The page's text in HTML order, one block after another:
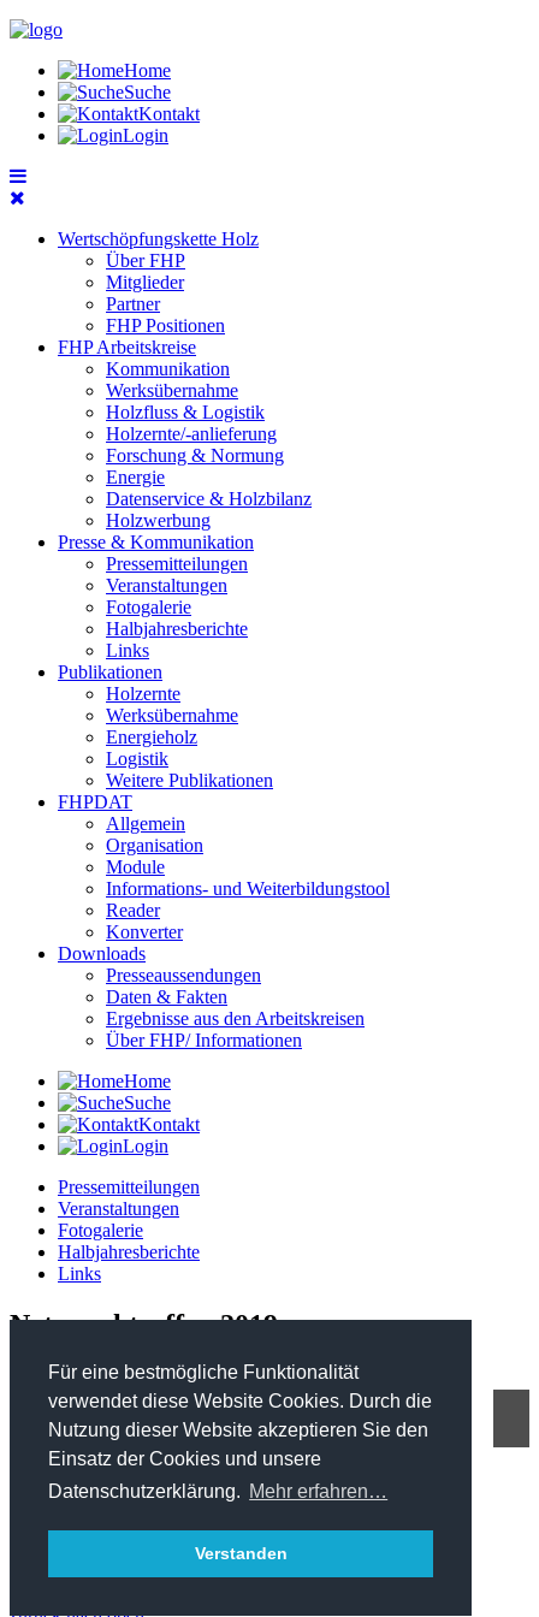
Für eine bestmögliche Funktionalität
verwendet diese Website Cookies. Durch die
Nutzung dieser Website akzeptieren Sie den
Einsatz der Cookies und unsere
Datenschutzerklärung. Mehr erfahren…
Verstanden
Home
Suche
Kontakt
Login
Wertschöpfungskette Holz
Über FHP
Mitglieder
Partner
FHP Positionen
FHP Arbeitskreise
Kommunikation
Werksübernahme
Holzfluss & Logistik
Holzernte/-anlieferung
Forschung & Normung
Energie
Datenservice & Holzbilanz
Holzwerbung
Presse & Kommunikation
Pressemitteilungen
Veranstaltungen
Fotogalerie
Halbjahresberichte
Links
Publikationen
Holzernte
Werksübernahme
Energieholz
Logistik
Weitere Publikationen
FHPDAT
Allgemein
Organisation
Module
Informations- und Weiterbildungstool
Reader
Konverter
Downloads
Presseaussendungen
Daten & Fakten
Ergebnisse aus den Arbeitskreisen
Über FHP/ Informationen
Home
Suche
Kontakt
Login
Pressemitteilungen
Veranstaltungen
Fotogalerie
Halbjahresberichte
Links
Netzwerktreffen 2019
FHP - Kooperationsplattform Forst Holz Papier
Marxergasse 2/ 4. Stock - 1030 Wien
T: +43 1 402 01 12 900
Impressum / Datenschutz
Sitemap